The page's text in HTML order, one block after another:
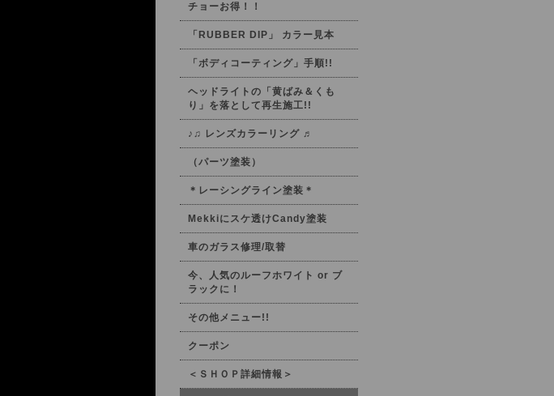
チョーお得！！
「RUBBER DIP」 カラー見本
「ボディコーティング」手順!!
ヘッドライトの「黄ばみ＆くも
り」を落として再生施工!!
♪♫ レンズカラーリング ♬
（パーツ塗装）
＊レーシングライン塗装＊
Mekkiにスケ透けCandy塗装
車のガラス修理/取替
今、人気のルーフホワイト or ブ
ラックに！
その他メニュー!!
クーポン
＜ＳＨＯＰ詳細情報＞